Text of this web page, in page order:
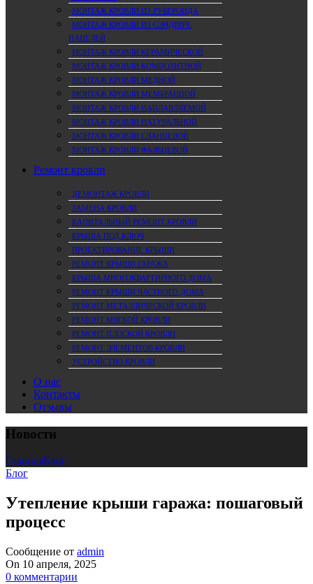
МОНТАЖ КРОВЛИ ИЗ РУБЕРОИДА
МОНТАЖ КРОВЛИ ИЗ СЭНДВИЧ-
ПАНЕЛЕЙ
МОНТАЖ КРОВЛИ КЕРАМИЧЕСКОЙ
МОНТАЖ КРОВЛИ КОМПОЗИТНОЙ
МОНТАЖ КРОВЛИ МЕДНОЙ
МОНТАЖ КРОВЛИ МЕМБРАННОЙ
МОНТАЖ КРОВЛИ НАПЛАВЛЯЕМОЙ
МОНТАЖ КРОВЛИ НАТУРАЛЬНОЙ
МОНТАЖ КРОВЛИ СЛАНЦЕВОЙ
МОНТАЖ КРОВЛИ ФАЛЬЦЕВОЙ
Ремонт кровли
ДЕМОНТАЖ КРОВЛИ
ЗАМЕНА КРОВЛИ
КАПИТАЛЬНЫЙ РЕМОНТ КРОВЛИ
КРЫША ПОД КЛЮЧ
ПРОЕКТИРОВАНИЕ КРЫШИ
РЕМОНТ КРЫШИ ГАРАЖА
КРЫША МНОГОКВАРТИРНОГО ДОМА
РЕМОНТ КРЫШИ ЧАСТНОГО ДОМА
РЕМОНТ МЕТАЛЛИЧЕСКОЙ КРОВЛИ
РЕМОНТ МЯГКОЙ КРОВЛИ
РЕМОНТ ПЛОСКОЙ КРОВЛИ
РЕМОНТ ЭЛЕМЕНТОВ КРОВЛИ
УСТРОЙСТВО КРОВЛИ
О нас
Контакты
Отзывы
Новости
ГлавнаяБлог
Блог
Утепление крыши гаража: пошаговый
процесс
Сообщение от admin
On 10 апреля, 2025
0 комментарии